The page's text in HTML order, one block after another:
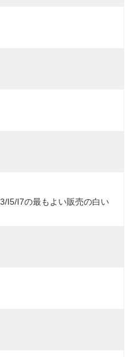
i5/i7の最もよい販売の白い